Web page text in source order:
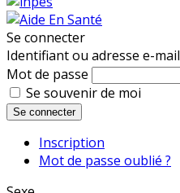
Se connecter
Identifiant ou adresse e-mail
Mot de passe
Se souvenir de moi
Se connecter
Inscription
Mot de passe oublié ?